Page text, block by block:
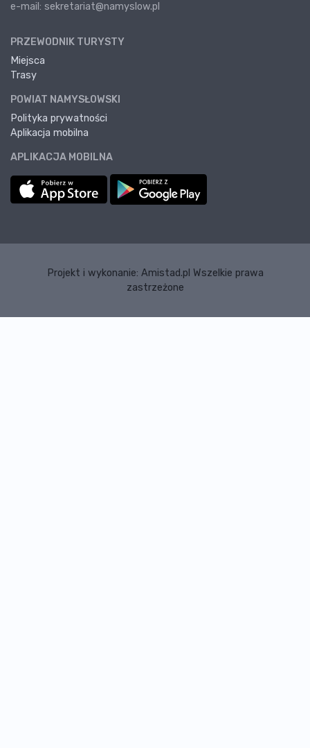
e-mail: sekretariat@namyslow.pl
PRZEWODNIK TURYSTY
Miejsca
Trasy
POWIAT NAMYSŁOWSKI
Polityka prywatności
Aplikacja mobilna
APLIKACJA MOBILNA
Projekt i wykonanie: Amistad.pl Wszelkie prawa
zastrzeżone